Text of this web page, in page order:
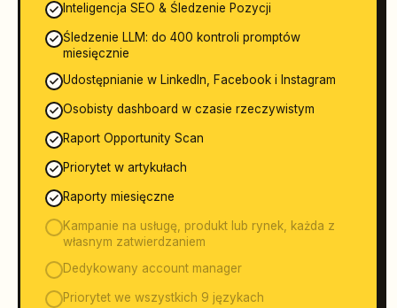
Inteligencja SEO & Śledzenie Pozycji
Śledzenie LLM: do 400 kontroli promptów
miesięcznie
Udostępnianie w LinkedIn, Facebook i Instagram
Osobisty dashboard w czasie rzeczywistym
Raport Opportunity Scan
Priorytet w artykułach
Raporty miesięczne
Kampanie na usługę, produkt lub rynek, każda z
własnym zatwierdzaniem
Dedykowany account manager
Priorytet we wszystkich 9 językach